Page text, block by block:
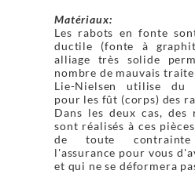
Matériaux:
Les rabots en fonte
ductile (fonte à
alliage très solide
nombre de mauvais
Lie-Nielsen utilise du
pour les fût (corps) des
Dans les deux cas, des
sont réalisés à ces
de toute
l'assurance pour vous
et qui ne se déformera